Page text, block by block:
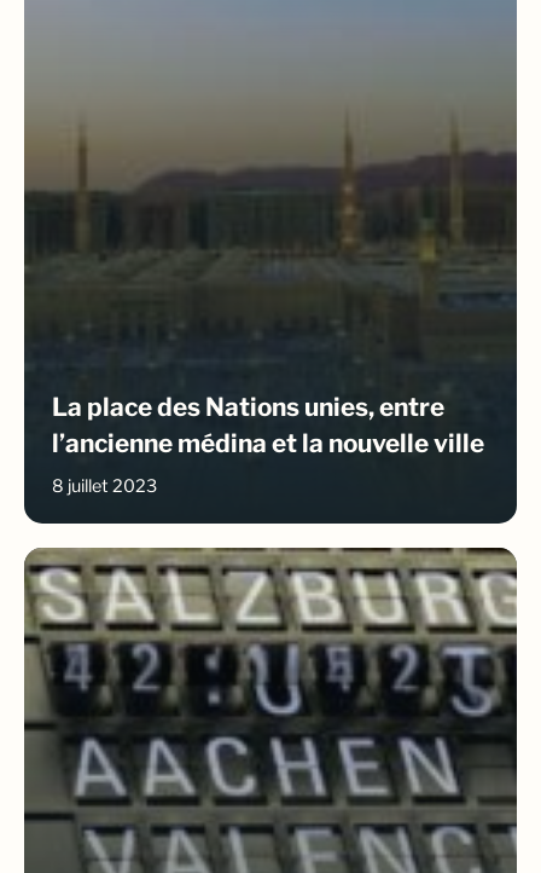
La place des Nations unies, entre
l’ancienne médina et la nouvelle ville
8 juillet 2023